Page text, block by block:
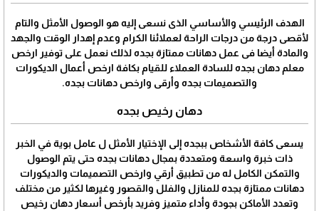
الهدف الرئيسي والأساسي الذى نسعى إليه هو الوصول الأمثل والتام
لأقصى درجة من درجات الراحة لعملائنا الكرام وعدم إهدار الوقت والجهد
والمادة أيضا فى عمل دهانات ممتازة بجده لذلك نعمل على توفير ارخص
معلم دهان بجده للسادة العملاء للقيام بكافة ارخص أعمال الديكورات
والتصميمات بجده وأرقى وارخص دهانات بجده.
دهان رخيص بجده
يسعى كافة الأشخاص ببجده إلى الإختيار الأمثل ل عامل بوية في الخبر
ذات خبرة واسعة ومتعددة بمجال دهانات بجده حتى يتم الوصول
والتمكن الكامل له من تطبيق أرقي وارخص التصميمات والديكورات
دهانات ممتازة بجده للمنازل والفلل والقصور وغيرها لكثير من مختلف
وتعدد الأماكن بجودة وأداء متميز وفريد بأرخص أسعار دهان رخيص